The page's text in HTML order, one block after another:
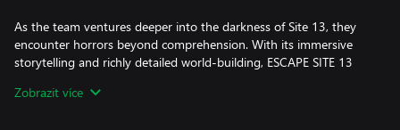
As the team ventures deeper into the darkness of Site 13, they
encounter horrors beyond comprehension. With its immersive
storytelling and richly detailed world-building, ESCAPE SITE 13
into the chaos of a secret too dangerous to remain concealed.
Zobrazit více